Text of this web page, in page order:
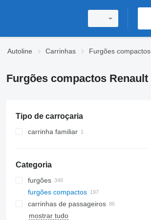
Autoline Carrinhas Furgões compactos
Furgões compactos Renault
Tipo de carroçaria
carrinha familiar
Categoria
furgões
furgões compactos
carrinhas de passageiros
mostrar tudo